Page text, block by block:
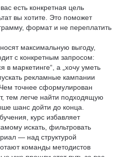
есть конкретная цель
вы хотите. Это поможет
формат и не переплатить
максимальную выгоду,
с конкретным запросом:
в маркетинге“, а „хочу уметь
рекламные кампании
точнее сформулирован
тем легче найти подходящую
шанс дойти до конца.
курс избавляет
искать, фильтровать
— над структурой
команды методистов